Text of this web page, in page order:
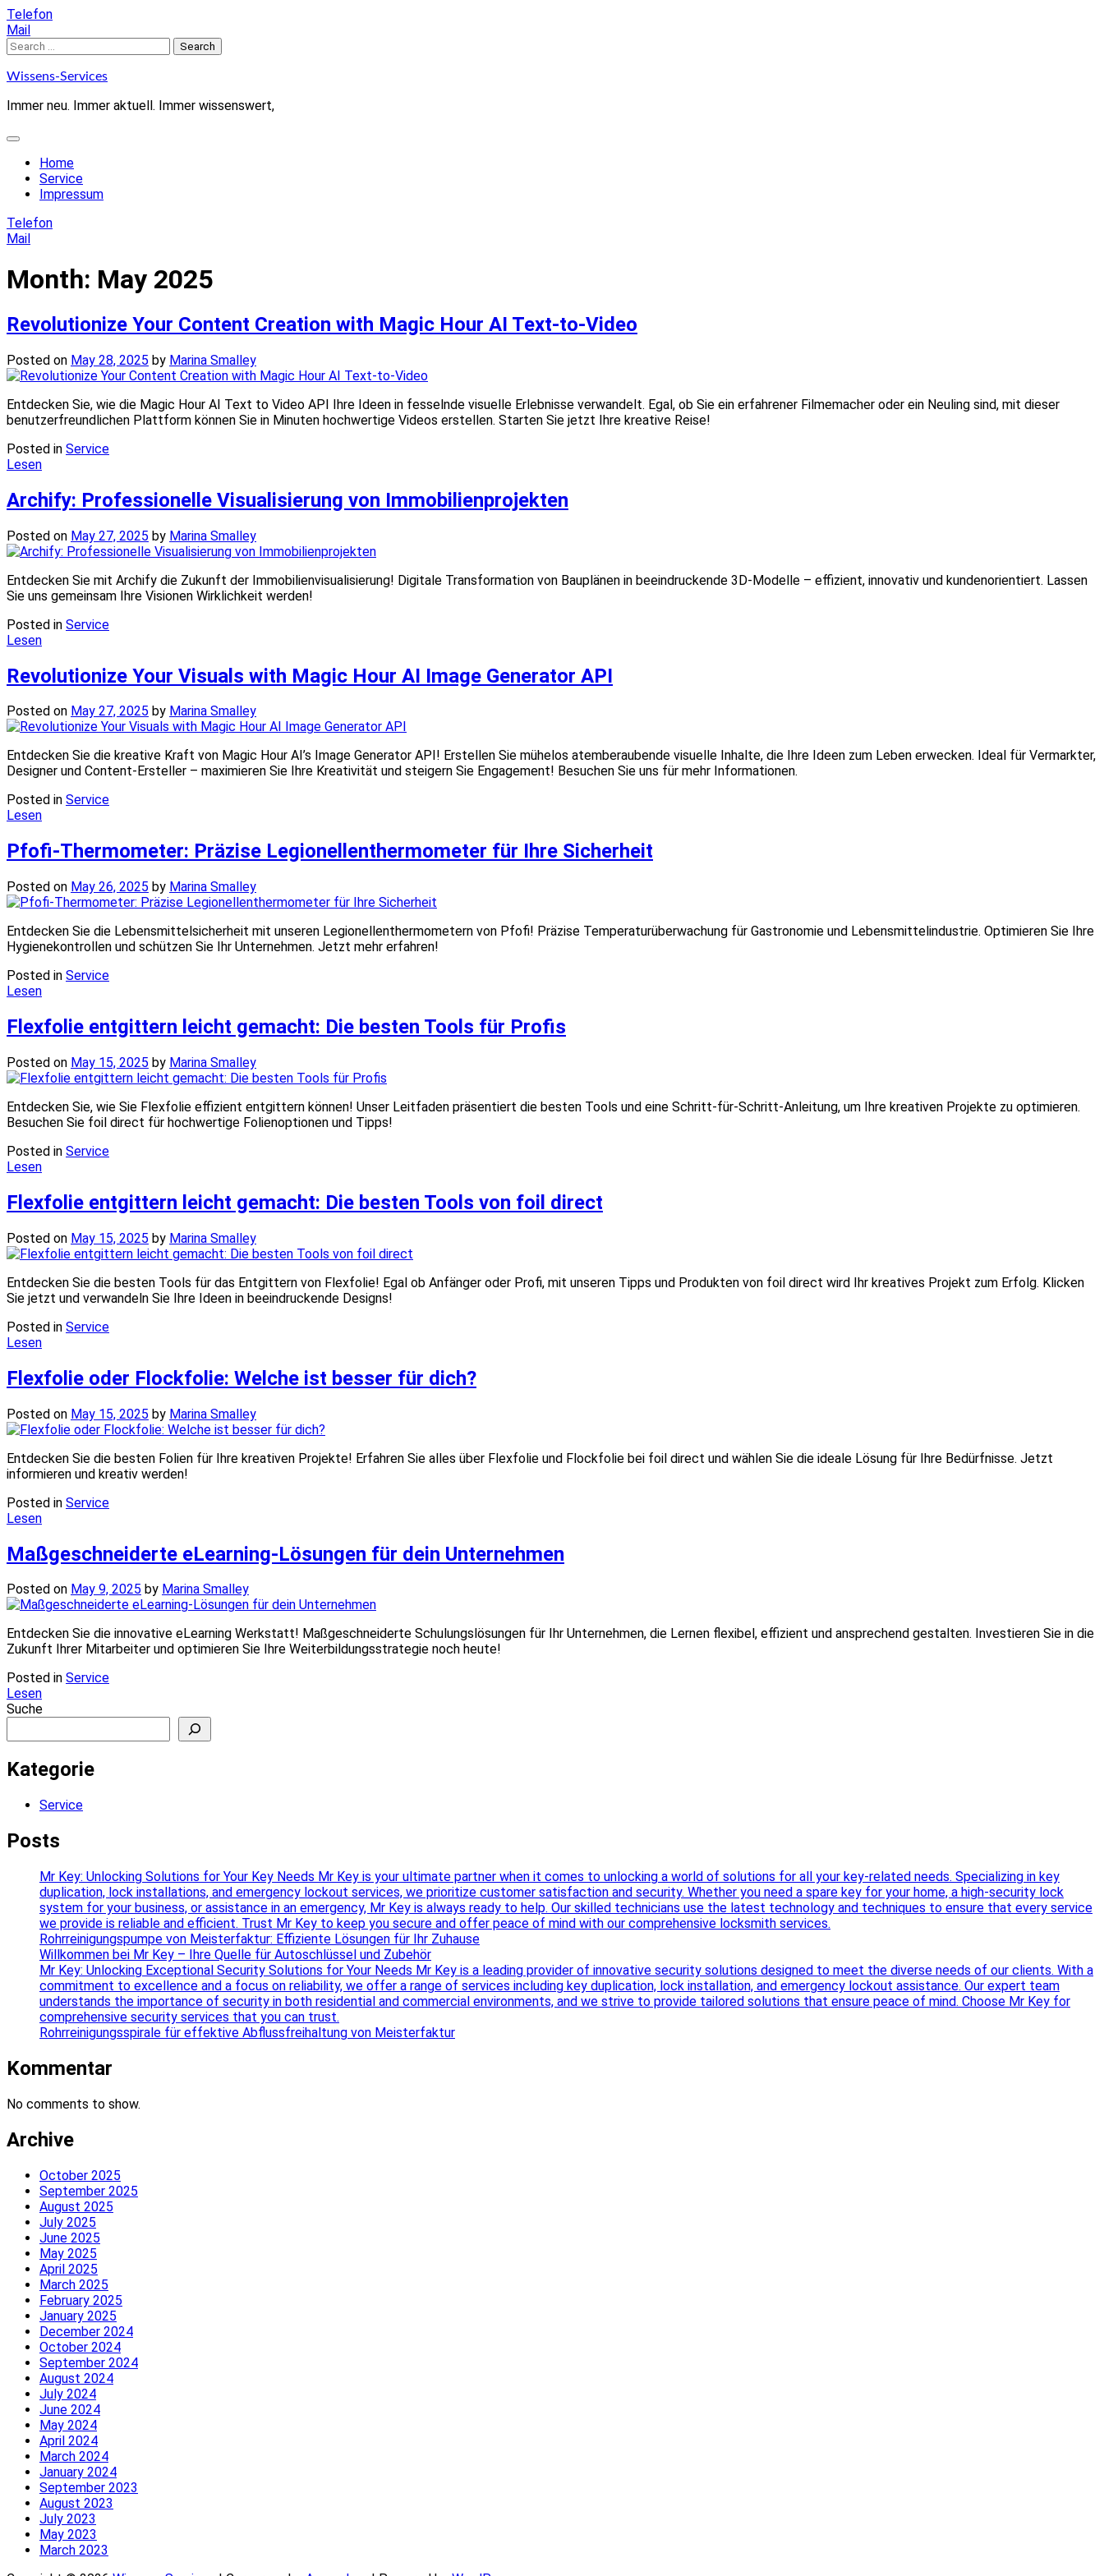
Skip
to
content
Telefon
Mail
Search
for:
Wissens-Services
Immer neu. Immer aktuell. Immer wissenswert,
Home
Service
Impressum
Telefon
Mail
Month: May 2025
Revolutionize Your Content Creation with Magic Hour AI Text-to-Video
Posted on May 28, 2025 by Marina Smalley
Entdecken Sie, wie die Magic Hour AI Text to Video API Ihre Ideen in fesselnde visuelle Erlebnisse verwandelt. Egal, ob Sie ein erfahrener Filmemacher oder ein Neuling sind, mit dieser
benutzerfreundlichen Plattform können Sie in Minuten hochwertige Videos erstellen. Starten Sie jetzt Ihre kreative Reise!
Posted in Service
Lesen
Archify: Professionelle Visualisierung von Immobilienprojekten
Posted on May 27, 2025 by Marina Smalley
Entdecken Sie mit Archify die Zukunft der Immobilienvisualisierung! Digitale Transformation von Bauplänen in beeindruckende 3D-Modelle – effizient, innovativ und kundenorientiert. Lassen
Sie uns gemeinsam Ihre Visionen Wirklichkeit werden!
Posted in Service
Lesen
Revolutionize Your Visuals with Magic Hour AI Image Generator API
Posted on May 27, 2025 by Marina Smalley
Entdecken Sie die kreative Kraft von Magic Hour AI’s Image Generator API! Erstellen Sie mühelos atemberaubende visuelle Inhalte, die Ihre Ideen zum Leben erwecken. Ideal für Vermarkter,
Designer und Content-Ersteller – maximieren Sie Ihre Kreativität und steigern Sie Engagement! Besuchen Sie uns für mehr Informationen.
Posted in Service
Lesen
Pfofi-Thermometer: Präzise Legionellenthermometer für Ihre Sicherheit
Posted on May 26, 2025 by Marina Smalley
Entdecken Sie die Lebensmittelsicherheit mit unseren Legionellenthermometern von Pfofi! Präzise Temperaturüberwachung für Gastronomie und Lebensmittelindustrie. Optimieren Sie Ihre
Hygienekontrollen und schützen Sie Ihr Unternehmen. Jetzt mehr erfahren!
Posted in Service
Lesen
Flexfolie entgittern leicht gemacht: Die besten Tools für Profis
Posted on May 15, 2025 by Marina Smalley
Entdecken Sie, wie Sie Flexfolie effizient entgittern können! Unser Leitfaden präsentiert die besten Tools und eine Schritt-für-Schritt-Anleitung, um Ihre kreativen Projekte zu optimieren.
Besuchen Sie foil direct für hochwertige Folienoptionen und Tipps!
Posted in Service
Lesen
Flexfolie entgittern leicht gemacht: Die besten Tools von foil direct
Posted on May 15, 2025 by Marina Smalley
Entdecken Sie die besten Tools für das Entgittern von Flexfolie! Egal ob Anfänger oder Profi, mit unseren Tipps und Produkten von foil direct wird Ihr kreatives Projekt zum Erfolg. Klicken
Sie jetzt und verwandeln Sie Ihre Ideen in beeindruckende Designs!
Posted in Service
Lesen
Flexfolie oder Flockfolie: Welche ist besser für dich?
Posted on May 15, 2025 by Marina Smalley
Entdecken Sie die besten Folien für Ihre kreativen Projekte! Erfahren Sie alles über Flexfolie und Flockfolie bei foil direct und wählen Sie die ideale Lösung für Ihre Bedürfnisse. Jetzt
informieren und kreativ werden!
Posted in Service
Lesen
Maßgeschneiderte eLearning-Lösungen für dein Unternehmen
Posted on May 9, 2025 by Marina Smalley
Entdecken Sie die innovative eLearning Werkstatt! Maßgeschneiderte Schulungslösungen für Ihr Unternehmen, die Lernen flexibel, effizient und ansprechend gestalten. Investieren Sie in die
Zukunft Ihrer Mitarbeiter und optimieren Sie Ihre Weiterbildungsstrategie noch heute!
Posted in Service
Lesen
Suche
Kategorie
Service
Posts
Mr Key: Unlocking Solutions for Your Key Needs Mr Key is your ultimate partner when it comes to unlocking a world of solutions for all your key-related needs. Specializing in key
duplication, lock installations, and emergency lockout services, we prioritize customer satisfaction and security. Whether you need a spare key for your home, a high-security lock
system for your business, or assistance in an emergency, Mr Key is always ready to help. Our skilled technicians use the latest technology and techniques to ensure that every service
we provide is reliable and efficient. Trust Mr Key to keep you secure and offer peace of mind with our comprehensive locksmith services.
Rohrreinigungspumpe von Meisterfaktur: Effiziente Lösungen für Ihr Zuhause
Willkommen bei Mr Key – Ihre Quelle für Autoschlüssel und Zubehör
Mr Key: Unlocking Exceptional Security Solutions for Your Needs Mr Key is a leading provider of innovative security solutions designed to meet the diverse needs of our clients. With a
commitment to excellence and a focus on reliability, we offer a range of services including key duplication, lock installation, and emergency lockout assistance. Our expert team
understands the importance of security in both residential and commercial environments, and we strive to provide tailored solutions that ensure peace of mind. Choose Mr Key for
comprehensive security services that you can trust.
Rohrreinigungsspirale für effektive Abflussfreihaltung von Meisterfaktur
Kommentar
No comments to show.
Archive
October 2025
September 2025
August 2025
July 2025
June 2025
May 2025
April 2025
March 2025
February 2025
January 2025
December 2024
October 2024
September 2024
August 2024
July 2024
June 2024
May 2024
April 2024
March 2024
January 2024
September 2023
August 2023
July 2023
May 2023
March 2023